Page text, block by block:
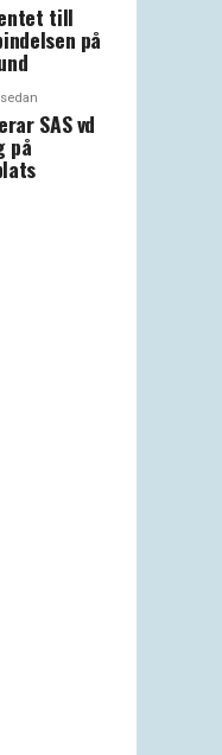
till
på
SAS vd
på